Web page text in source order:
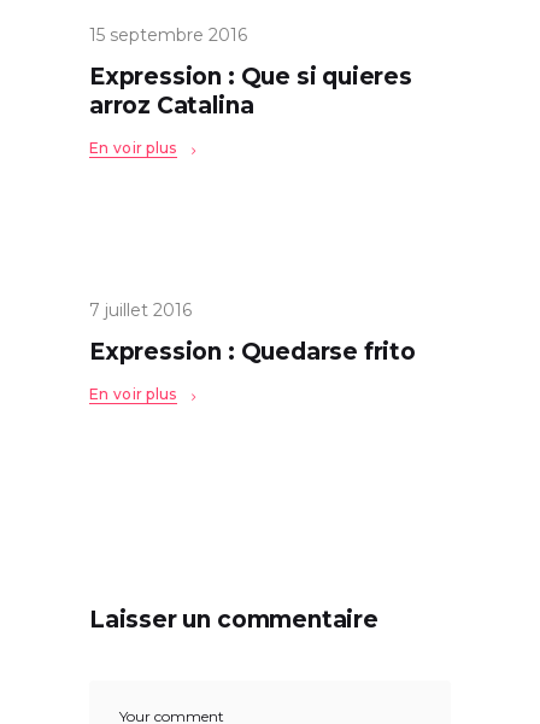
15 septembre 2016
Expression : Que si quieres
arroz Catalina
En voir plus
7 juillet 2016
Expression : Quedarse frito
En voir plus
Laisser un commentaire